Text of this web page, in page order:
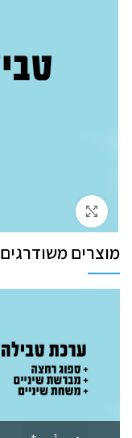
מוצרים משודרגים